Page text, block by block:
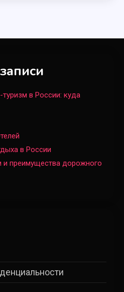
глэмпинг
места для отдыха в
отелей
в России: куда
в России
и преимущества дорожного